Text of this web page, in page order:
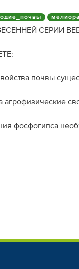
СЕРИИ
почвы
агрофизические
фосфогипса